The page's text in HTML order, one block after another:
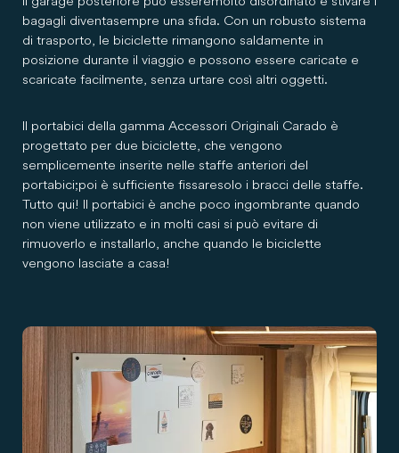
bagagli diventa sempre una sfida. Con un robusto sistema
di trasporto, le biciclette rimangono saldamente in
posizione durante il viaggio e possono essere caricate e
scaricate facilmente, senza urtare così altri oggetti.
Il portabici della gamma Accessori Originali Carado è
progettato per due biciclette, che vengono
semplicemente inserite nelle staffe anteriori del
portabici; poi è sufficiente fissare solo i bracci delle staffe.
Tutto qui! Il portabici è anche poco ingombrante quando
non viene utilizzato e in molti casi si può evitare di
rimuoverlo e installarlo, anche quando le biciclette
vengono lasciate a casa!